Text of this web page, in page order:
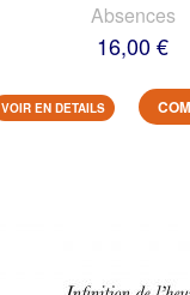
Absences
16,00 €
VOIR EN DETAILS